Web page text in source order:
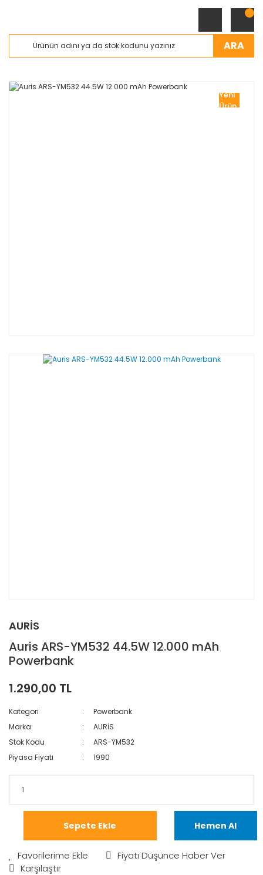
ARA
Yeni
Ürün
AURİS
Auris ARS-YM532 44.5W 12.000 mAh
Powerbank
1.290,00 TL
Kategori
Powerbank
Marka
AURİS
Stok Kodu
ARS-YM532
Piyasa Fiyatı
1990
Sepete Ekle Hemen Al
Fiyatı Düşünce Haber Ver
Karşılaştır